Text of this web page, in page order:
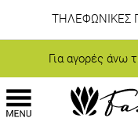
ΤΗΛΕΦΩΝΙΚΕΣ
Για αγορές άνω